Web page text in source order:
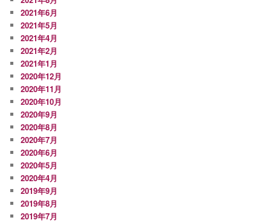
2021年6月
2021年5月
2021年4月
2021年2月
2021年1月
2020年12月
2020年11月
2020年10月
2020年9月
2020年8月
2020年7月
2020年6月
2020年5月
2020年4月
2019年9月
2019年8月
2019年7月